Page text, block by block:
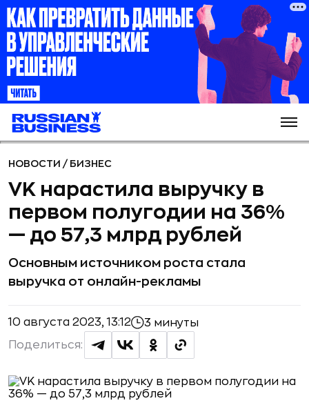
НОВОСТИ / БИЗНЕС
VK нарастила выручку в
первом полугодии на 36%
— до 57,3 млрд рублей
Основным источником роста стала
выручка от онлайн-рекламы
10 августа 2023, 13:12 3 минуты
Поделиться: